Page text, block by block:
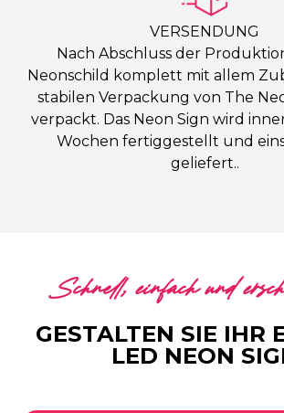
VERSENDUNG
Nach Abschluss der
Neonschild komplett mit allem
stabilen Verpackung von The
verpackt. Das Neon Sign wird
Wochen fertiggestellt und
geliefert..
Schnell, einfach und
GESTALTEN SIE IHR
LED NEON